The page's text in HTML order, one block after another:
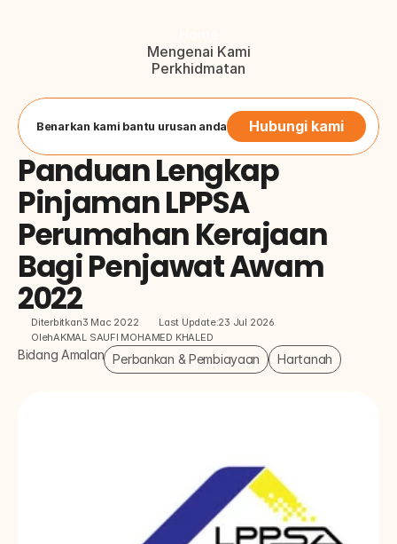
Mengenai Kami
Perkhidmatan
Hubungi Kami
Button
Benarkan kami bantu urusan anda Hubungi kami
Panduan Lengkap
Pinjaman LPPSA
Perumahan Kerajaan
Bagi Penjawat Awam
2022
Diterbitkan3 Mac 2022 Last Update:23 Jul 2026
OlehAKMAL SAUFI MOHAMED KHALED
Bidang Amalan Perbankan & Pembiayaan Hartanah